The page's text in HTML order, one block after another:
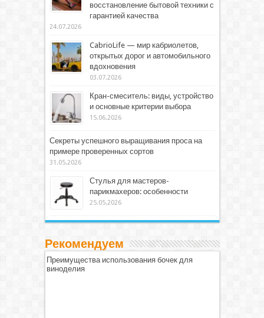
восстановление бытовой техники с
гарантией качества
24.07.2026
CabrioLife — мир кабриолетов,
открытых дорог и автомобильного
вдохновения
03.07.2026
Кран-смеситель: виды, устройство
и основные критерии выбора
15.06.2026
Секреты успешного выращивания проса на
примере проверенных сортов
31.05.2026
Стулья для мастеров-
парикмахеров: особенности
25.05.2026
Рекомендуем
Преимущества использования бочек для
виноделия